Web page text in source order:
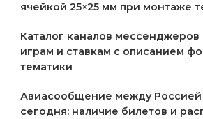
ячейкой 25×25 мм при монтаже
Каталог каналов мессенджеров
играм и ставкам с описанием
тематики
Авиасообщение между
сегодня: наличие билетов и